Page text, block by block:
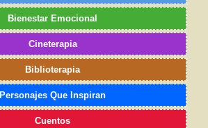
Bienestar Emocional
Cineterapia
Biblioterapia
Personajes Que Inspiran
Cuentos